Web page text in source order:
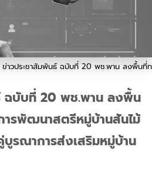
ข่าวประชาสัมพันธ์ ฉบับที่ 20 พช.พาน ลงพื้นที่
ฉบับที่ 20 พช.พาน ลงพื้น
รพัฒนาสตรีหมู่บ้านสันไม้
รณาการส่งเสริมหมู่บ้าน